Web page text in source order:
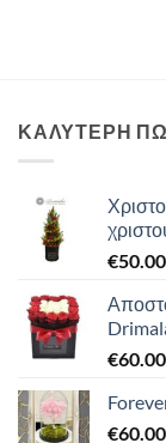
ΚΑΛΥΤΕΡΗ
€50.00
€60.00
€60.00